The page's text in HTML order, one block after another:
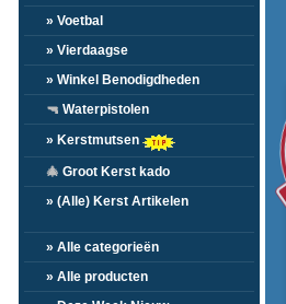
» Voetbal
» Vierdaagse
» Winkel Benodigdheden
🔫 Waterpistolen
» Kerstmutsen
🎄 Groot Kerst kado
» (Alle) Kerst Artikelen
» Alle categorieën
» Alle producten